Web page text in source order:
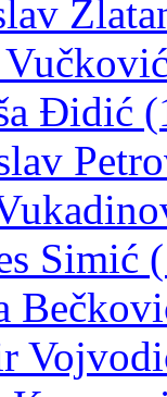
Đidić
Simić